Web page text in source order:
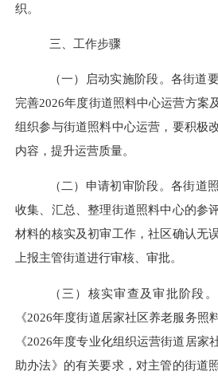
织。
三、 工作步骤
（一）启动实施阶段。 各街道
完善2026年度街道照料中心运营方案
组织参与街道照料中心运营，要积极
内容，提升运营质量。
（ 二 ） 申请初审阶段。 各街道
收集、汇总、整理街道照料中心的参
材料的核实及初审工作，社区确认无
上报主管街道进行审核、审批。
（ 三 ） 核实审查及审批阶段。
《2026年度街道居家社区养老服务照
《2026年度专业化组织运营街道居家
助办法》的有关要求，对主管的街道